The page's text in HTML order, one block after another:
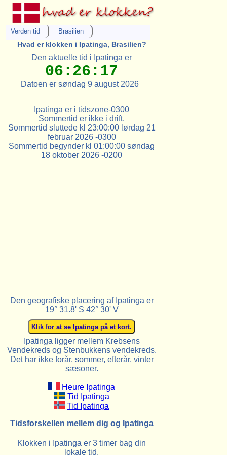
Verden tid Brasilien
Hvad er klokken i Ipatinga, Brasilien?
Den aktuelle tid i Ipatinga er
06:26:17
Datoen er søndag 9 august 2026
Ipatinga er i tidszone-0300
Sommertid er ikke i drift.
Sommertid sluttede kl 23:00:00 lørdag 21
februar 2026 -0300
Sommertid begynder kl 01:00:00 søndag
18 oktober 2026 -0200
Den geografiske placering af Ipatinga er
19° 31.8' S 42° 30' V
Ipatinga ligger mellem Krebsens
Vendekreds og Stenbukkens vendekreds.
Det har ikke forår, sommer, efterår, vinter
sæsoner.
Heure Ipatinga
Tid Ipatinga
Tid Ipatinga
Tidsforskellen mellem dig og Ipatinga
Klokken i Ipatinga er 3 timer bag din
lokale tid.